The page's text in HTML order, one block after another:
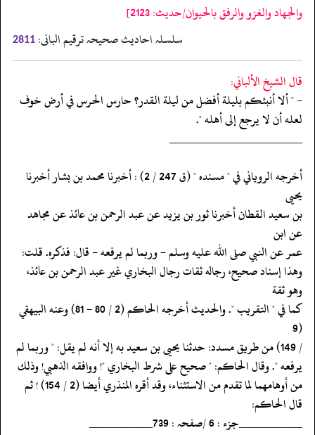
والجهاد والغزو والرفق بالحيوان/حدیث: 2123]
سلسلہ احادیث صحیحہ ترقیم البانی: 2811
قال الشيخ الألباني:
- " ألا أنبئكم بليلة أفضل من ليلة القدر؟ حارس الحرس في أرض خوف
لعله أن لا يرجع إلى أهله ".
‏‏‏‏_____________________
‏‏‏‏أخرجه الروياني في " مسنده " (ق 247 / 2) : أخبرنا محمد بن بشار أخبرنا
يحيى
‏‏‏‏بن سعيد القطان أخبرنا ثور بن يزيد عن عبد الرحمن بن عائذ عن مجاهد
عن ابن
‏‏‏‏عمر عن النبي صلى الله عليه وسلم - وربما لم يرفعه - قال: فذكره. قلت:
‏‏‏‏وهذا إسناد صحيح، رجاله ثقات رجال البخاري غير عبد الرحمن بن عائذ،
وهو ثقة
‏‏‏‏كما في " التقريب ". والحديث أخرجه الحاكم (2 / 80 - 81) وعنه البيهقي
(9
‏‏‏‏/ 149) من طريق مسدد: حدثنا يحيى بن سعيد به إلا أنه لم يقل: " وربما لم
‏‏‏‏يرفعه ". وقال الحاكم: " صحيح على شرط البخاري "! ووافقه الذهبي! وذلك
‏‏‏‏من أوهامهما لما تقدم من الاستثناء، وقد أقره المنذري أيضا (2 / 154) ! ثم
‏‏‏‏قال الحاكم:
‏‏‏‏__________جزء : 6 /صفحہ : 739__________